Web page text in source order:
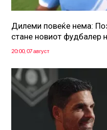
Дилеми повеќе нема:
стане новиот фудбалер
20:00, 07 август